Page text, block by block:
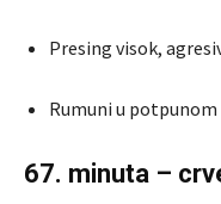
Presing visok,
Rumuni u potpunom
67. minuta –